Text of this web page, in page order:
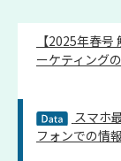
【2025年春
ーケティング
スマホ
フォンでの情